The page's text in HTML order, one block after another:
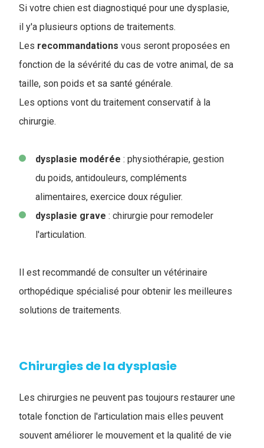
Si votre chien est diagnostiqué pour une dysplasie,
il y'a plusieurs options de traitements.
Les recommandations vous seront proposées en
fonction de la sévérité du cas de votre animal, de sa
taille, son poids et sa santé générale.
Les options vont du traitement conservatif à la
chirurgie.
dysplasie modérée : physiothérapie, gestion
du poids, antidouleurs, compléments
alimentaires, exercice doux régulier.
dysplasie grave : chirurgie pour remodeler
l'articulation.
Il est recommandé de consulter un vétérinaire
orthopédique spécialisé pour obtenir les meilleures
solutions de traitements.
Chirurgies de la dysplasie
Les chirurgies ne peuvent pas toujours restaurer une
totale fonction de l'articulation mais elles peuvent
souvent améliorer le mouvement et la qualité de vie